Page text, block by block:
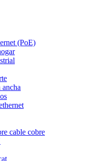
(PoE)
cable cobre